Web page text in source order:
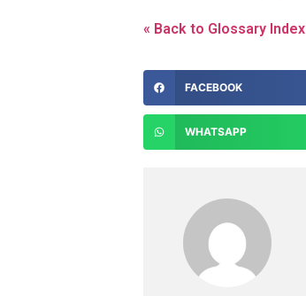
« Back to Glossary Index
FACEBOOK
WHATSAPP